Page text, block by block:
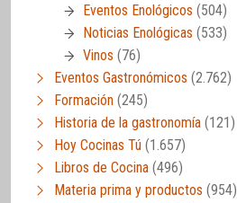
Eventos Enológicos (504)
Noticias Enológicas (533)
Vinos (76)
Eventos Gastronómicos (2.762)
Formación (245)
Historia de la gastronomía (121)
Hoy Cocinas Tú (1.657)
Libros de Cocina (496)
Materia prima y productos (954)